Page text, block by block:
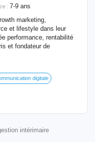
: 7-9 ans
marketing,
et lifestyle dans leur
performance, rentabilité
et fondateur de
digitale
intérimaire